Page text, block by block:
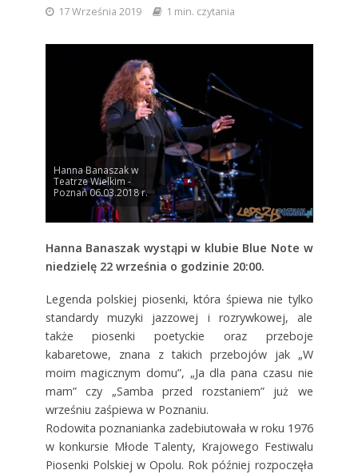
17 Września 2019 1 min. czytania
Hanna Banaszak w
Teatrze Wielkim -
Poznań 06.03.2018 r.
Hanna Banaszak wystąpi w klubie Blue Note w
niedzielę 22 września o godzinie 20:00.
Legenda polskiej piosenki, która śpiewa nie tylko
standardy muzyki jazzowej i rozrywkowej, ale
także piosenki poetyckie oraz przeboje
kabaretowe, znana z takich przebojów jak „W
moim magicznym domu”, „Ja dla pana czasu nie
mam” czy „Samba przed rozstaniem” już we
wrześniu zaśpiewa w Poznaniu.
Rodowita poznanianka zadebiutowała w roku 1976
w konkursie Młode Talenty, Krajowego Festiwalu
Piosenki Polskiej w Opolu. Rok później rozpoczęła